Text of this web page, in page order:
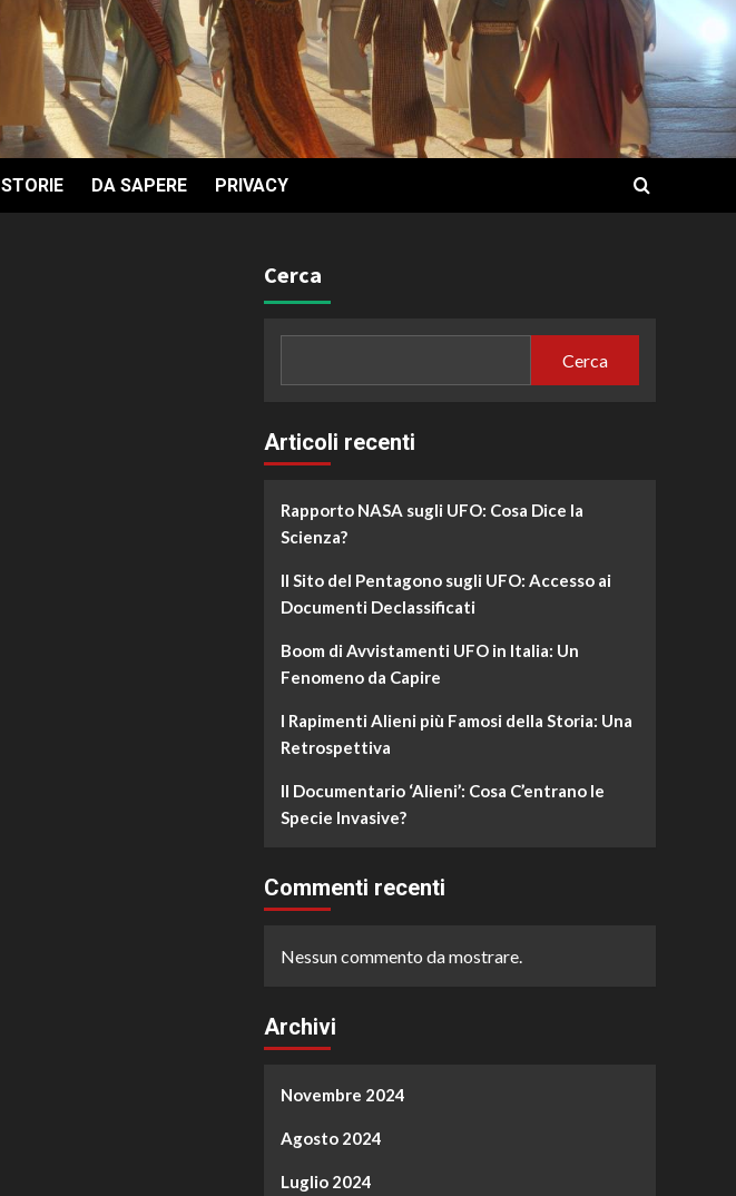
STORIE DA SAPERE PRIVACY
Cerca
Cerca
Articoli recenti
Rapporto NASA sugli UFO: Cosa Dice la
Scienza?
Il Sito del Pentagono sugli UFO: Accesso ai
Documenti Declassificati
Boom di Avvistamenti UFO in Italia: Un
Fenomeno da Capire
I Rapimenti Alieni più Famosi della Storia: Una
Retrospettiva
Il Documentario ‘Alieni’: Cosa C’entrano le
Specie Invasive?
Commenti recenti
Nessun commento da mostrare.
Archivi
Novembre 2024
Agosto 2024
Luglio 2024